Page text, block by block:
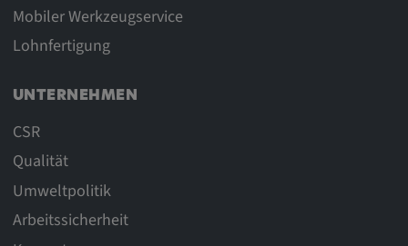
Mobiler Werkzeugservice
Lohnfertigung
UNTERNEHMEN
CSR
Qualität
Umweltpolitik
Arbeitssicherheit